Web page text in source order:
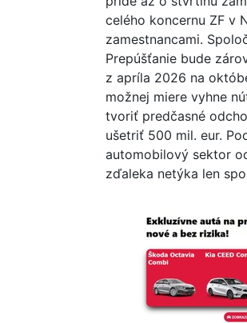
celého koncernu ZF v
zamestnancami.
Prepúšťanie bude
z apríla 2026 na
možnej miere vyhne
tvoriť predčasné
ušetriť 500 mil. eur.
automobilový sektor
zďaleka netýka len